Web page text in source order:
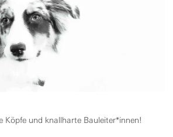
Köpfe und knallharte Bauleiter*innen!